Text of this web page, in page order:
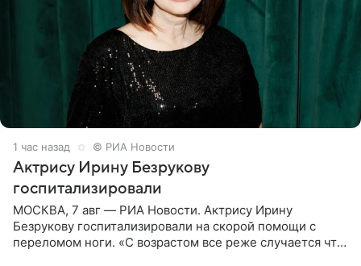
1 час назад © РИА Новости
Актрису Ирину Безрукову
госпитализировали
МОСКВА, 7 авг — РИА Новости. Актрису Ирину
Безрукову госпитализировали на скорой помощи с
переломом ноги. «С возрастом все реже случается что-